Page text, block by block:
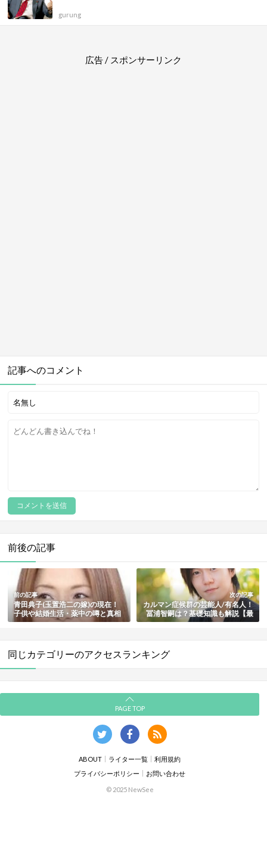
gurung
広告 / スポンサーリンク
記事へのコメント
前後の記事
前の記事
青田典子(玉置浩二の嫁)の現在！
子供や結婚生活・薬中の噂と真相
まとめ
次の記事
カルマン症候群の芸能人/有名人！
冨浦智嗣は？基礎知識も解説【最
新版】
同じカテゴリーのアクセスランキング
PAGE TOP
ABOUT ライター一覧
利用規約
プライバシーポリシー
お問い合わせ
© 2025 NewSee